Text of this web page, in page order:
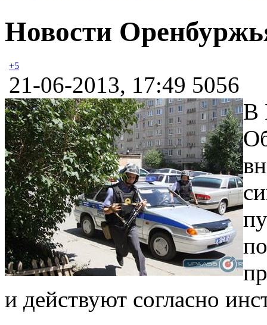
Новости
+5
21-06-2013, 17:49 5056
В
и действуют согласно